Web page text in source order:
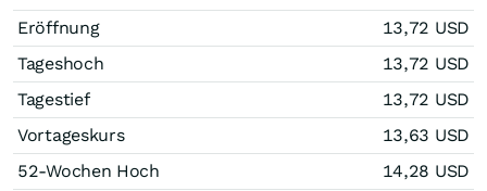
Eröffnung
13,72 USD
Tageshoch
13,72 USD
Tagestief
13,72 USD
Vortageskurs
13,63 USD
52-Wochen Hoch
14,28 USD